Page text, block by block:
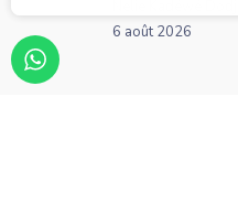
6 août 2026